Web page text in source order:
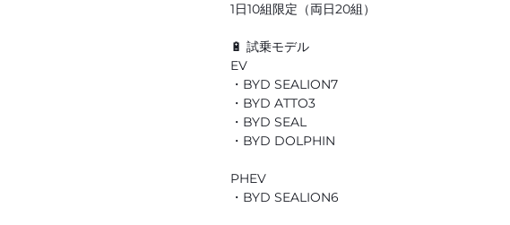
1日10組限定（両日20組）
🔋 試乗モデル
EV
・BYD SEALION7
・BYD ATTO3
・BYD SEAL
・BYD DOLPHIN
PHEV
・BYD SEALION6